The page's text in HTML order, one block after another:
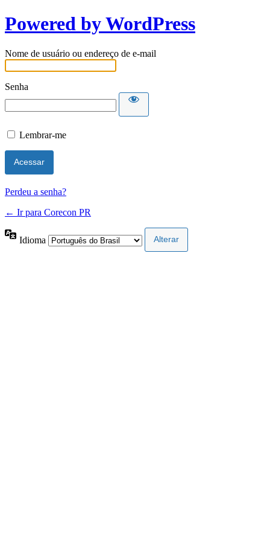
Powered by WordPress
Nome de usuário ou endereço de e-mail
Senha
Lembrar-me
Perdeu a senha?
← Ir para Corecon PR
Idioma